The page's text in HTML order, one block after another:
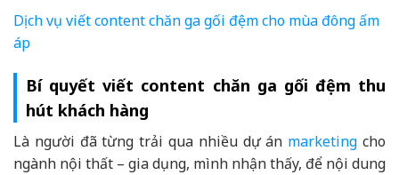
Dịch vụ viết content chăn ga gối đệm cho mùa đông ấm
áp
Bí quyết viết content chăn ga gối đệm thu
hút khách hàng
Là người đã từng trải qua nhiều dự án marketing cho
ngành nội thất – gia dụng, mình nhận thấy, để nội dung